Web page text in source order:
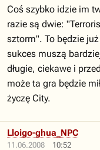
Coś szybko idzie im
razie są dwie:
sztorm". To będzie
sukces muszą
długie, ciekawe i
może ta gra będzie
życzę City.
11.06.2008 10:52
Lloigo-ghua_NPC